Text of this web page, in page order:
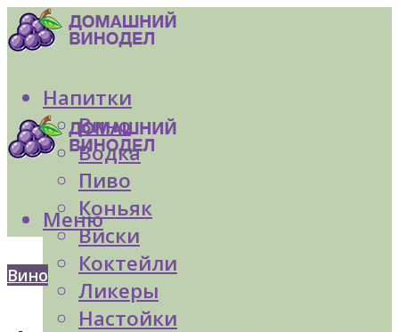
Напитки
Вино
Водка
Пиво
Коньяк
Виски
Коктейли
Ликеры
Настойки
Меню
Вино